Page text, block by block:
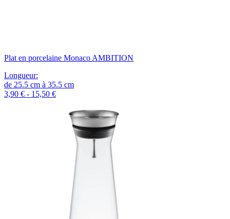
Plat en porcelaine Monaco AMBITION
Longueur:
de 25.5 cm à 35.5 cm
3,90 € - 15,50 €